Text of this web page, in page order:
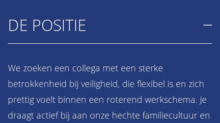
DE POSITIE
We zoeken een collega met een sterke
betrokkenheid bij veiligheid, die flexibel is en zich
prettig voelt binnen een roterend werkschema. Je
draagt actief bij aan onze hechte familiecultuur en